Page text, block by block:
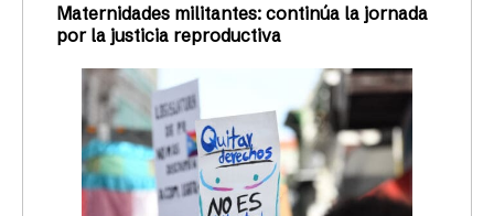
Maternidades militantes: continúa la jornada
por la justicia reproductiva